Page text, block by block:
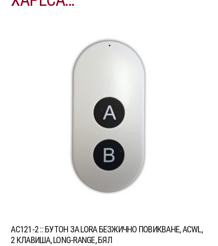
AC121-2 :: БУТОН ЗА LORA БЕЗЖИЧНО ПОВИКВАНЕ, ACWL,
2 КЛАВИША, LONG-RANGE, БЯЛ